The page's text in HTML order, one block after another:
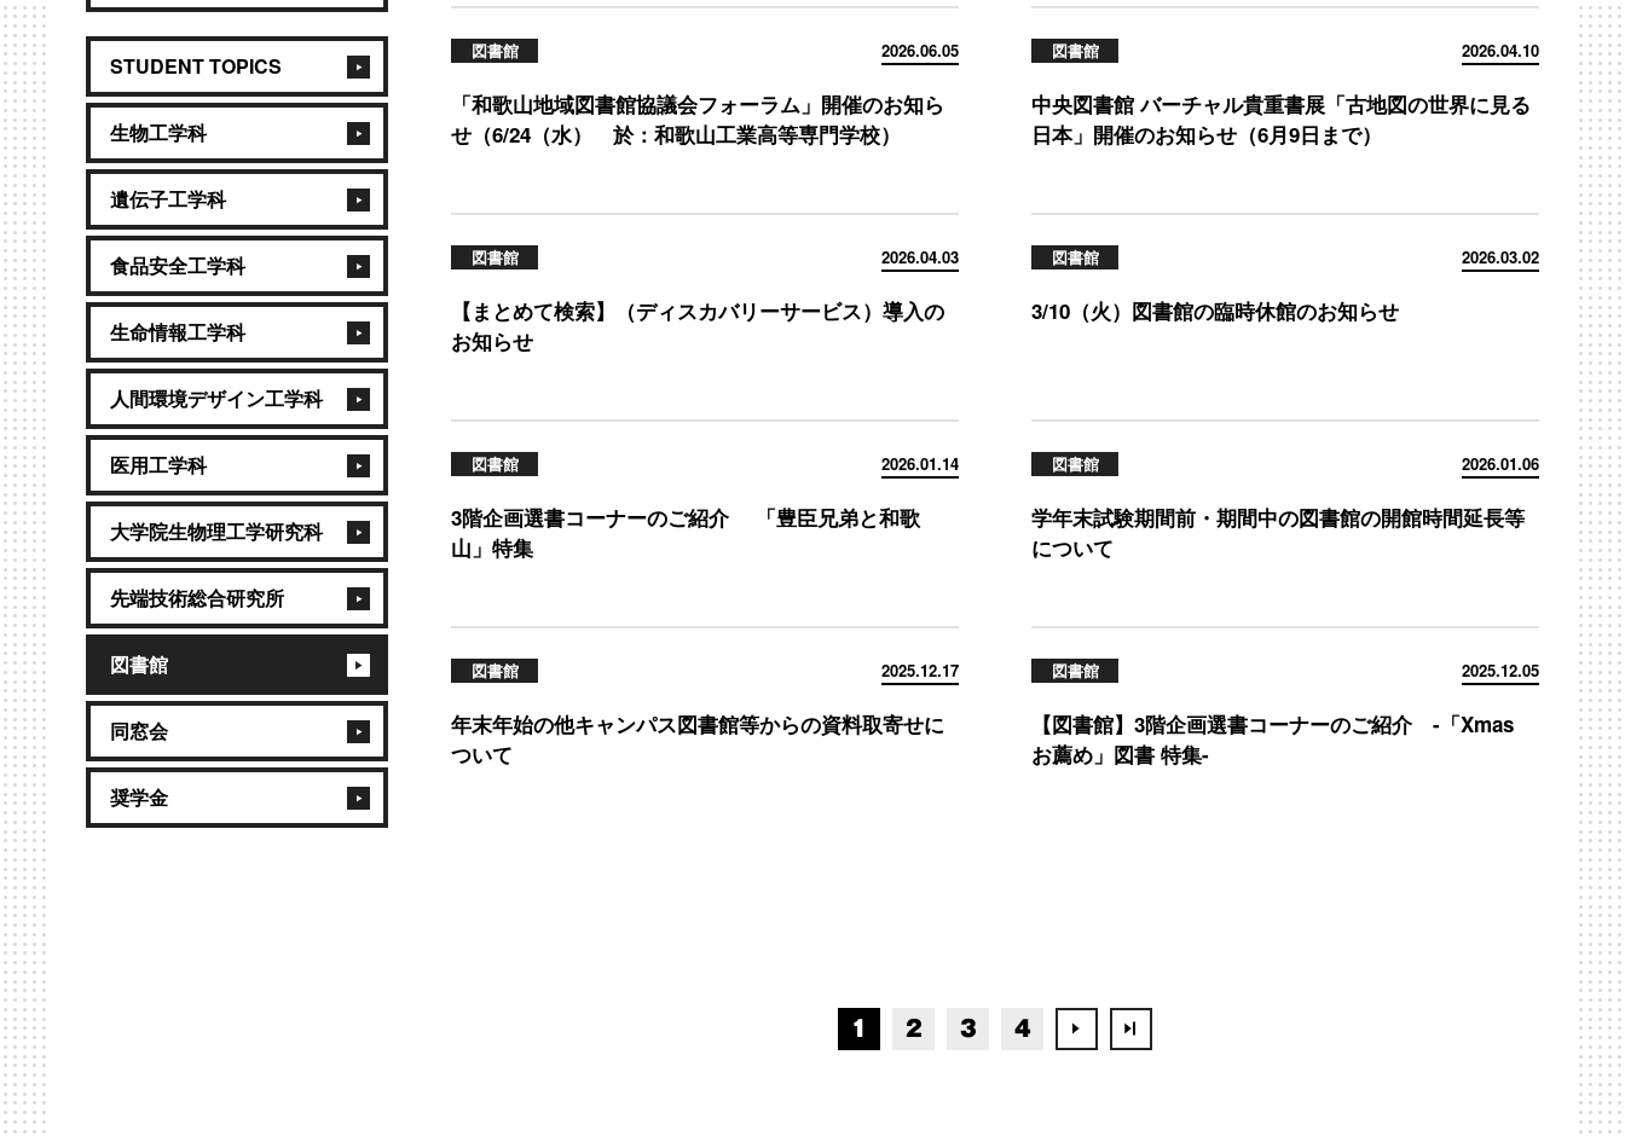
STUDENT TOPICS
生物工学科
遺伝子工学科
食品安全工学科
生命情報工学科
人間環境デザイン工学科
医用工学科
大学院生物理工学研究科
先端技術総合研究所
図書館
同窓会
奨学金
2026.06.05
図書館
「和歌山地域図書館協議会フォーラム」開催のお知ら
せ（6/24（水） 於：和歌山工業高等専門学校）
2026.04.10
図書館
中央図書館 バーチャル貴重書展「古地図の世界に見る
日本」開催のお知らせ（6月9日まで）
2026.04.03
図書館
【まとめて検索】（ディスカバリーサービス）導入の
お知らせ
2026.03.02
図書館
3/10（火）図書館の臨時休館のお知らせ
2026.01.14
図書館
3階企画選書コーナーのご紹介 「豊臣兄弟と和歌
山」特集
2026.01.06
図書館
学年末試験期間前・期間中の図書館の開館時間延長等
について
2025.12.17
図書館
年末年始の他キャンパス図書館等からの資料取寄せに
ついて
2025.12.05
図書館
【図書館】3階企画選書コーナーのご紹介 -「Xmas
お薦め」図書 特集-
1 2 3 4